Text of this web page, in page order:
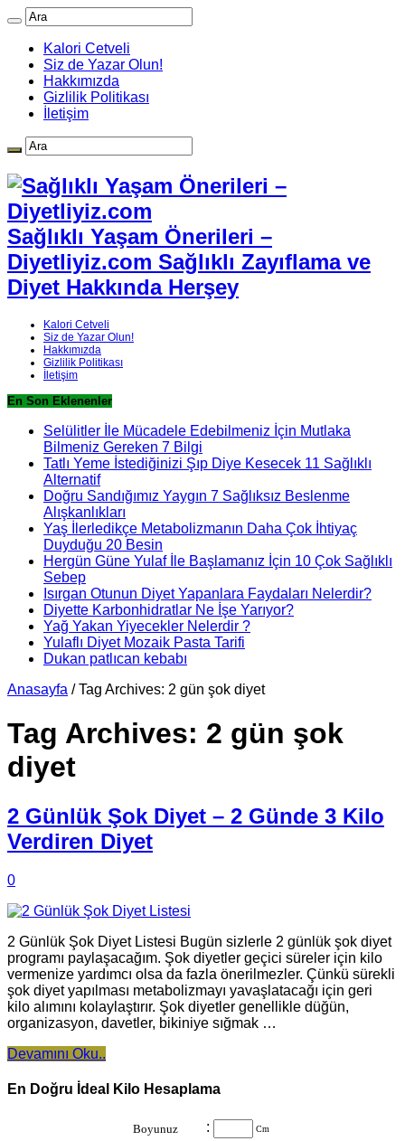
Kalori Cetveli
Siz de Yazar Olun!
Hakkımızda
Gizlilik Politikası
İletişim
Sağlıklı Yaşam Önerileri –
Diyetliyiz.com Sağlıklı Zayıflama ve
Diyet Hakkında Herşey
Kalori Cetveli
Siz de Yazar Olun!
Hakkımızda
Gizlilik Politikası
İletişim
En Son Eklenenler
Selülitler İle Mücadele Edebilmeniz İçin Mutlaka
Bilmeniz Gereken 7 Bilgi
Tatlı Yeme İstediğinizi Şıp Diye Kesecek 11 Sağlıklı
Alternatif
Doğru Sandığımız Yaygın 7 Sağlıksız Beslenme
Alışkanlıkları
Yaş İlerledikçe Metabolizmanın Daha Çok İhtiyaç
Duyduğu 20 Besin
Hergün Güne Yulaf İle Başlamanız İçin 10 Çok Sağlıklı
Sebep
Isırgan Otunun Diyet Yapanlara Faydaları Nelerdir?
Diyette Karbonhidratlar Ne İşe Yarıyor?
Yağ Yakan Yiyecekler Nelerdir ?
Yulaflı Diyet Mozaik Pasta Tarifi
Dukan patlıcan kebabı
Anasayfa / Tag Archives: 2 gün şok diyet
Tag Archives: 2 gün şok
diyet
2 Günlük Şok Diyet – 2 Günde 3 Kilo
Verdiren Diyet
0
2 Günlük Şok Diyet Listesi Bugün sizlerle 2 günlük şok diyet
programı paylaşacağım. Şok diyetler geçici süreler için kilo
vermenize yardımcı olsa da fazla önerilmezler. Çünkü sürekli
şok diyet yapılması metabolizmayı yavaşlatacağı için geri
kilo alımını kolaylaştırır. Şok diyetler genellikle düğün,
organizasyon, davetler, bikiniye sığmak …
Devamını Oku..
En Doğru İdeal Kilo Hesaplama
Boyunuz : Cm